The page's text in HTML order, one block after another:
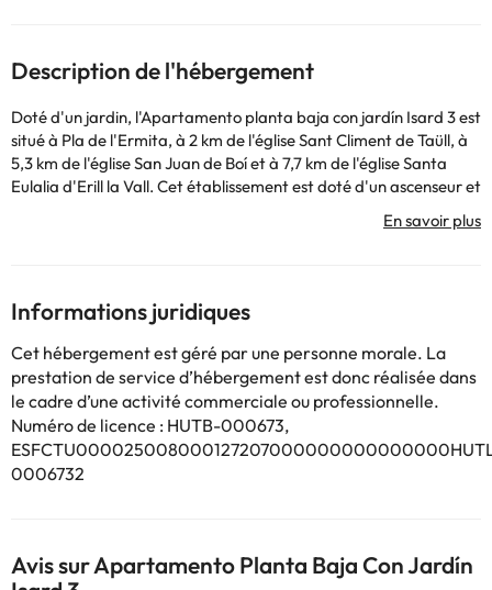
Description de l'hébergement
Doté d'un jardin, l'Apartamento planta baja con jardín Isard 3 est
situé à Pla de l'Ermita, à 2 km de l'église Sant Climent de Taüll, à
5,3 km de l'église San Juan de Boí et à 7,7 km de l'église Santa
Eulalia d'Erill la Vall. Cet établissement est doté d'un ascenseur et
d'une aire de pique-nique. Cet établissement non-fumeurs se
équipée avec un micro-ondes et un grille-pain, ainsi qu'une salle
de bains pourvue d'un bidet. Les serviettes et le linge de lit sont
fournis. Vous séjournerez à 11 km de l'église Sant Feliu de Barruera
et à 14 km de l'église de la Nativité de Durro. L'aéroport de
Lleida-Alguaire, le plus proche, est implanté à 133 km.
Les enterrements de vie de célibataire et autres fêtes de ce type
sont interdits dans cet établissement.
sont susceptibles d’être modifiées par l’hébergement. Si vous
Informations juridiques
Cet hébergement est géré par une personne morale. La
prestation de service d’hébergement est donc réalisée dans
le cadre d’une activité commerciale ou professionnelle.
Numéro de licence : HUTB-000673,
0006732
Avis sur Apartamento Planta Baja Con Jardín